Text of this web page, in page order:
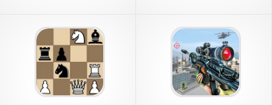
Андроид
на Андроид